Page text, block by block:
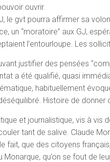
ouvrir.
le gvt pourra affirmer sa
un “moratoire” aux GJ,
l’entourloupe. Les
justifier des pensées
a été qualifié, quasi
habituellement
Histoire de donner
et journalistique, vis à vis
tant de salive. Claude
fait, que des citoyens
Monarque, qu’on se fout de